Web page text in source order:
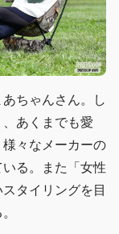
ちゃんさん。し
あくまでも愛
々なメーカーの
る。また「女性
タイリングを目